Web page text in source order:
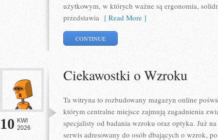
użytkowym, w których ważne są ergonomia,
przedstawia [ Read More ]
CONTINUE
10 KWI
2026
Ciekawostki o Wzroku
Ta witryna to rozbudowany magazyn online
którym centralne miejsce zajmują zagadnienia
specjalisty od badania wzroku oraz optyka. Już
serwis adresowany do osób dbających o wzrok,